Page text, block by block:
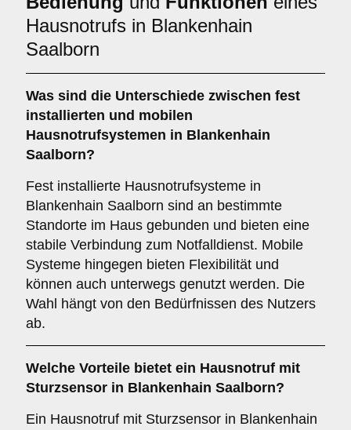
Hausnotrufs in Blankenhain
Saalborn
Was sind die Unterschiede zwischen fest
installierten und mobilen
Hausnotrufsystemen in Blankenhain
Saalborn?
Fest installierte Hausnotrufsysteme in
Blankenhain Saalborn sind an bestimmte
Standorte im Haus gebunden und bieten eine
stabile Verbindung zum Notfalldienst. Mobile
Systeme hingegen bieten Flexibilität und
können auch unterwegs genutzt werden. Die
Wahl hängt von den Bedürfnissen des Nutzers
ab.
Welche Vorteile bietet ein Hausnotruf mit
Sturzsensor in Blankenhain Saalborn?
Ein Hausnotruf mit Sturzsensor in Blankenhain